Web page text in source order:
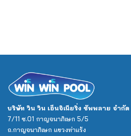
บริษัท วิน วิน เอ็นจิเนียริ่ง ซัพพลาย จำกัด
7/11 ซ.01 กาญจนาภิเษก 5/5
ถ.กาญจนาภิเษก แขวงท่าแร้ง